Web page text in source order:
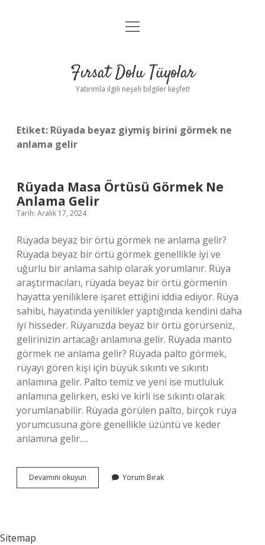
Gizlilik Politikası
Yasal Uyarı
menüyü
Fırsat Dolu Tüyolar
Yatırımla ilgili neşeli bilgiler keşfet!
Etiket: Rüyada beyaz giymiş birini görmek ne
anlama gelir
Rüyada Masa Örtüsü Görmek Ne
Anlama Gelir
Tarih: Aralık 17, 2024
Rüyada beyaz bir örtü görmek ne anlama gelir?
Rüyada beyaz bir örtü görmek genellikle iyi ve
uğurlu bir anlama sahip olarak yorumlanır. Rüya
araştırmacıları, rüyada beyaz bir örtü görmenin
hayatta yeniliklere işaret ettiğini iddia ediyor. Rüya
sahibi, hayatında yenilikler yaptığında kendini daha
iyi hisseder. Rüyanızda beyaz bir örtü görürseniz,
gelirinizin artacağı anlamına gelir. Rüyada manto
görmek ne anlama gelir? Rüyada palto görmek,
rüyayı gören kişi için büyük sıkıntı ve sıkıntı
anlamına gelir. Palto temiz ve yeni ise mutluluk
anlamına gelirken, eski ve kirli ise sıkıntı olarak
yorumlanabilir. Rüyada görülen palto, birçok rüya
yorumcusuna göre genellikle üzüntü ve keder
anlamına gelir.…
Devamını okuyun
Masa
Yorum Bırak
Sitemap